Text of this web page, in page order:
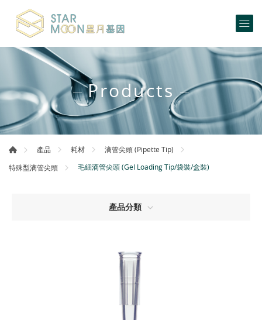
Products
產品 耗材
滴管尖頭 (Pipette Tip)
特殊型滴管尖頭
毛細滴管尖頭 (Gel Loading Tip/袋裝/盒裝)
產品分類